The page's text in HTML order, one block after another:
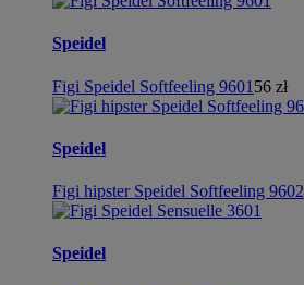
Speidel
Figi Speidel Softfeeling 9601 56 zł
Speidel
Figi hipster Speidel Softfeeling 9602
Speidel